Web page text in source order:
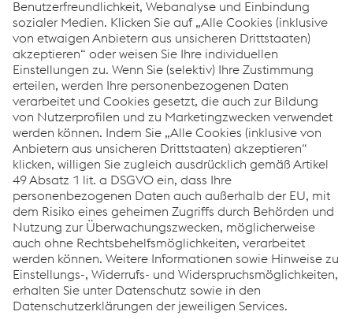
Euro. Etwa 7.800 Mitarbeiter:innen sind in diesem
Segment beschäftigt, davon 1.800 in Österreich.
Wie können wir Ihnen helfen?
Wenn Sie Fragen oder Feedback haben, können Sie sich
gerne an uns wenden. Wir helfen Ihnen gerne weiter!
KONTAKTIEREN SIE UNS
Links
Systemlösungen
Karriere
Compliance